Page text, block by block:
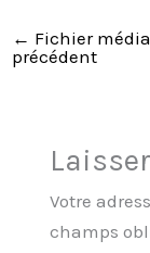
← Fichier média
précédent
Votre
champs